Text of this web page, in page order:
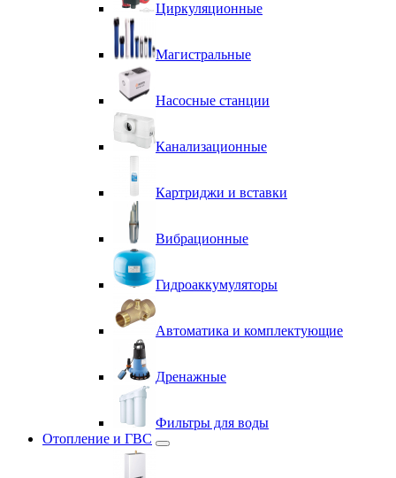
Циркуляционные
Магистральные
Насосные станции
Канализационные
Картриджи и вставки
Вибрационные
Гидроаккумуляторы
Автоматика и комплектующие
Дренажные
Фильтры для воды
Отопление и ГВС